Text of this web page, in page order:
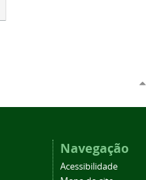
Navegação
Acessibilidade